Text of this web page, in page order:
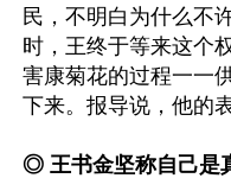
民，不明白为什么不
时，王终于等来这个
害康菊花的过程一一
下来。报导说，他的
◎ 王书金坚称自己是